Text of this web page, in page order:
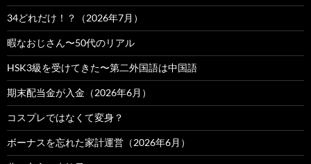
34どれだけ！？（2026年7月）
暇なおじさん〜50代のリアル
HSK3級を受けてきた〜第二外国語は中国語
期末配当金が入金（2026年6月）
コスプレではなくて変身？
ボーナスを忘れた家計運営（2026年6月）